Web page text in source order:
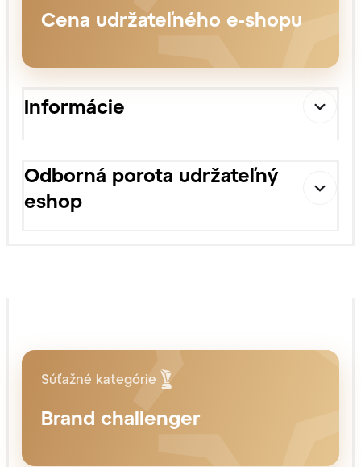
Cena udržateľného e-shopu
Informácie
Odborná porota udržateľný
eshop
Súťažné kategórie
Brand challenger